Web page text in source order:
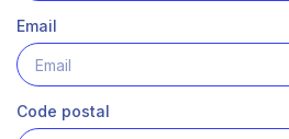
Email
Code postal